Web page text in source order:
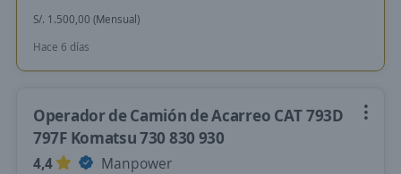
S/. 1.500,00 (Mensual)
Hace 6 días
Operador de Camión de Acarreo CAT 793D
797F Komatsu 730 830 930
4,4
Manpower